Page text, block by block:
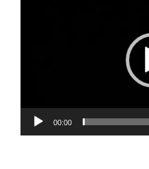
00:00